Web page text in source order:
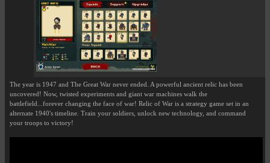
The year is 1947 and The Great War never ended. A powerful ancient relic has been
uncovered! Now, twisted experiments and giant war machines walk the
battlefield...forever changing the face of war! Relic of War is a strategy game set in an
alternate 1940's timeline. Train your soldiers, unlock new technology, and command
your troops to victory!